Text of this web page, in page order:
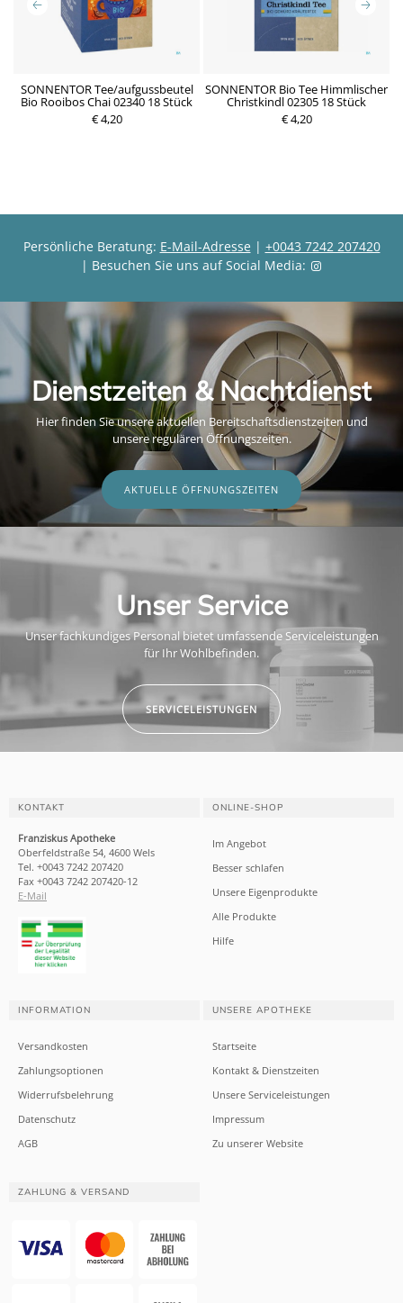
SONNENTOR Tee/aufgussbeutel
Bio Rooibos Chai 02340 18 Stück
€ 4,20
SONNENTOR Bio Tee Himmlischer
Christkindl 02305 18 Stück
€ 4,20
Persönliche Beratung: E-Mail-Adresse | +0043 7242 207420
| Besuchen Sie uns auf Social Media:
Dienstzeiten & Nachtdienst
Hier finden Sie unsere aktuellen Bereitschaftsdienstzeiten und
unsere regulären Öffnungszeiten.
AKTUELLE ÖFFNUNGSZEITEN
Unser Service
Unser fachkundiges Personal bietet umfassende Serviceleistungen
für Ihr Wohlbefinden.
SERVICELEISTUNGEN
KONTAKT
Franziskus Apotheke
Oberfeldstraße 54, 4600 Wels
Tel. +0043 7242 207420
Fax +0043 7242 207420-12
E-Mail
ONLINE-SHOP
Im Angebot
Besser schlafen
Unsere Eigenprodukte
Alle Produkte
Hilfe
INFORMATION
Versandkosten
Zahlungsoptionen
Widerrufsbelehrung
Datenschutz
AGB
UNSERE APOTHEKE
Startseite
Kontakt & Dienstzeiten
Unsere Serviceleistungen
Impressum
Zu unserer Website
ZAHLUNG & VERSAND